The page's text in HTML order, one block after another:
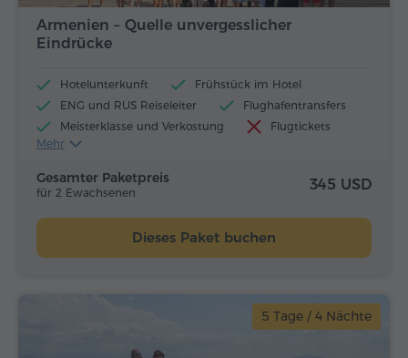
Armenien – Quelle unvergesslicher
Eindrücke
Hotelunterkunft
Frühstück im Hotel
ENG und RUS Reiseleiter
Flughafentransfers
Meisterklasse und Verkostung
Flugtickets
Mittagessen und Abendessen
Mehr
Gesamter Paketpreis
für 2 Ewachsenen 345 USD
Dieses Paket buchen
5 Tage / 4 Nächte